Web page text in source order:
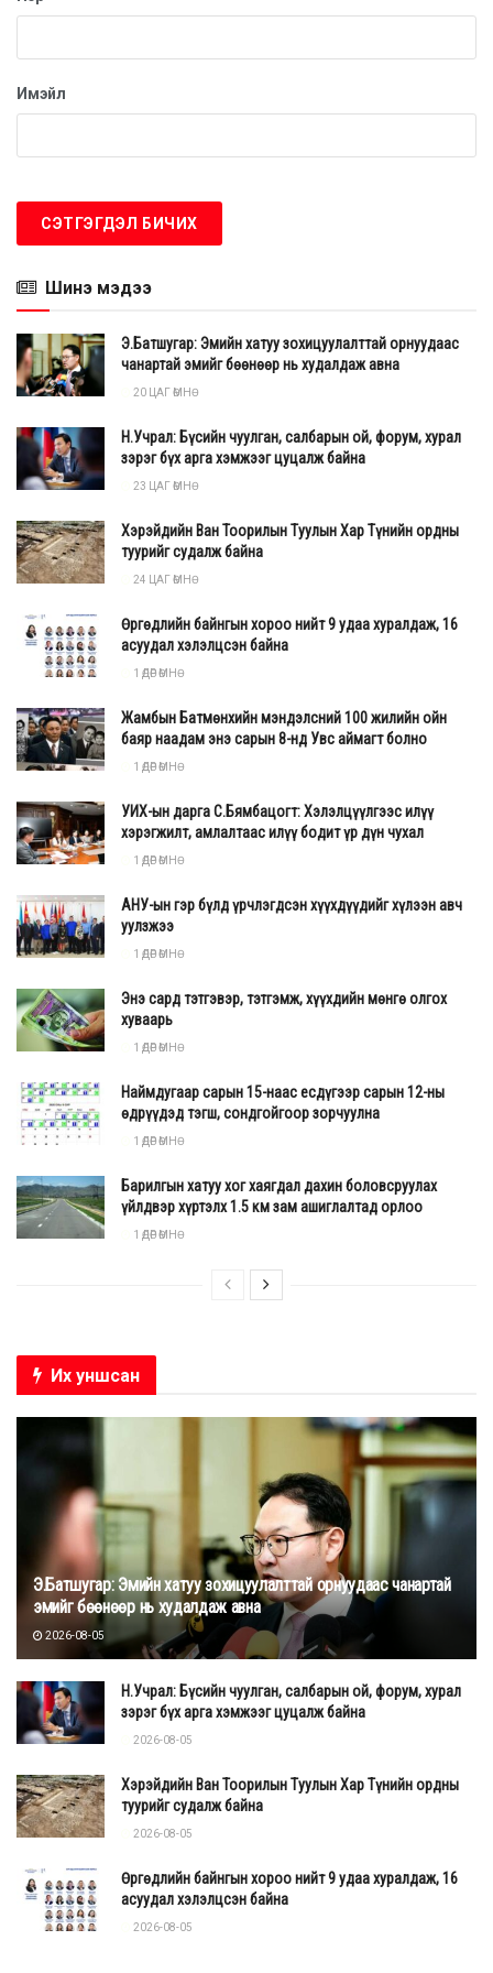
Имэйл
Шинэ мэдээ
Э.Батшугар: Эмийн хатуу зохицуулалттай орнуудаас
чанартай эмийг бөөнөөр нь худалдаж авна
20 ЦАГ ӨМНӨ
Н.Учрал: Бүсийн чуулган, салбарын ой, форум, хурал
зэрэг бүх арга хэмжээг цуцалж байна
23 ЦАГ ӨМНӨ
Хэрэйдийн Ван Тоорилын Туулын Хар Түнийн ордны
туурийг судалж байна
24 ЦАГ ӨМНӨ
Өргөдлийн байнгын хороо нийт 9 удаа хуралдаж, 16
асуудал хэлэлцсэн байна
1 ӨДӨР ӨМНӨ
Жамбын Батмөнхийн мэндэлсний 100 жилийн ойн
баяр наадам энэ сарын 8-нд Увс аймагт болно
1 ӨДӨР ӨМНӨ
УИХ-ын дарга С.Бямбацогт: Хэлэлцүүлгээс илүү
хэрэгжилт, амлалтаас илүү бодит үр дүн чухал
1 ӨДӨР ӨМНӨ
АНУ-ын гэр бүлд үрчлэгдсэн хүүхдүүдийг хүлээн авч
уулзжээ
1 ӨДӨР ӨМНӨ
Энэ сард тэтгэвэр, тэтгэмж, хүүхдийн мөнгө олгох
хуваарь
1 ӨДӨР ӨМНӨ
Наймдугаар сарын 15-наас есдүгээр сарын 12-ны
өдрүүдэд тэгш, сондгойгоор зорчуулна
1 ӨДӨР ӨМНӨ
Барилгын хатуу хог хаягдал дахин боловсруулах
үйлдвэр хүртэлх 1.5 км зам ашиглалтад орлоо
1 ӨДӨР ӨМНӨ
Их уншсан
Э.Батшугар: Эмийн хатуу зохицуулалттай орнуудаас чанартай
эмийг бөөнөөр нь худалдаж авна
2026-08-05
Н.Учрал: Бүсийн чуулган, салбарын ой, форум, хурал
зэрэг бүх арга хэмжээг цуцалж байна
2026-08-05
Хэрэйдийн Ван Тоорилын Туулын Хар Түнийн ордны
туурийг судалж байна
2026-08-05
Өргөдлийн байнгын хороо нийт 9 удаа хуралдаж, 16
асуудал хэлэлцсэн байна
2026-08-05